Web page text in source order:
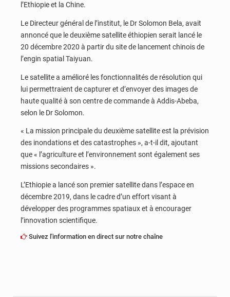
l’Ethiopie et la Chine.
Le Directeur général de l’institut, le Dr Solomon Bela, avait
annoncé que le deuxième satellite éthiopien serait lancé le
20 décembre 2020 à partir du site de lancement chinois de
l’engin spatial Taiyuan.
Le satellite a amélioré les fonctionnalités de résolution qui
lui permettraient de capturer et d’envoyer des images de
haute qualité à son centre de commande à Addis-Abeba,
selon le Dr Solomon.
« La mission principale du deuxième satellite est la prévision
des inondations et des catastrophes », a-t-il dit, ajoutant
que « l’agriculture et l’environnement sont également ses
missions secondaires ».
L’Ethiopie a lancé son premier satellite dans l’espace en
décembre 2019, dans le cadre d’un effort visant à
développer des programmes spatiaux et à encourager
l’innovation scientifique.
Suivez l'information en direct sur notre chaîne